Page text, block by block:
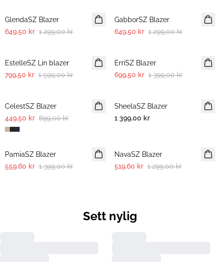
GlendaSZ Blazer
649,50 kr 1 299,00 kr
GabborSZ Blazer
649,50 kr 1 299,00 kr
EstelleSZ Lin blazer
799,50 kr 1 599,00 kr
ErriSZ Blazer
699,50 kr 1 399,00 kr
CelestSZ Blazer
449,50 kr 899,00 kr
NYHET
SheelaSZ Blazer
1 399,00 kr
-60%
PamiaSZ Blazer
559,60 kr 1 399,00 kr
NavaSZ Blazer
519,60 kr 1 299,00 kr
Sett nylig